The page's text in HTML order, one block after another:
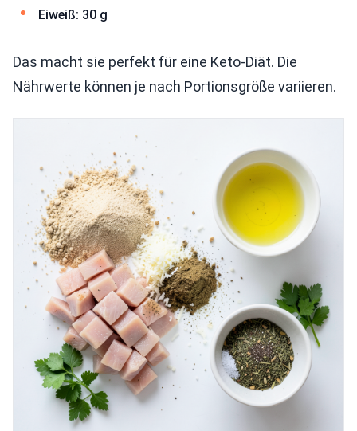
Eiweiß: 30 g
Das macht sie perfekt für eine Keto-Diät. Die
Nährwerte können je nach Portionsgröße variieren.